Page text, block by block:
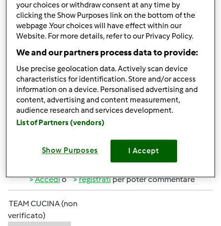
Anonimo (non verificato)
Mer, 03/03/2010 - 12:00
ciao benearrivata,io sono iscritta da ieri......spero di
incontrare tante amiche......in bocca al lupo per il tuo
nuovo lavoro.......ciao dina
Accedio registratiper poter commentare
TEAM CUCINA (non
verificato)
your choices or withdraw consent at any time by
clicking the Show Purposes link on the bottom of the
webpage .Your choices will have effect within our
Website. For more details, refer to our Privacy Policy.
We and our partners process data to provide:
Use precise geolocation data. Actively scan device
characteristics for identification. Store and/or access
information on a device. Personalised advertising and
content, advertising and content measurement,
audience research and services development.
List of Partners (vendors)
Show Purposes I Accept